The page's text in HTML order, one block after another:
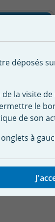
Autour de la
sur
déposés
la visite
le
de son
à